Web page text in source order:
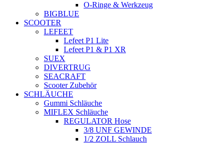
O-Ringe & Werkzeug
BIGBLUE
SCOOTER
LEFEET
Lefeet P1 Lite
Lefeet P1 & P1 XR
SUEX
DIVERTRUG
SEACRAFT
Scooter Zubehör
SCHLÄUCHE
Gummi Schläuche
MIFLEX Schläuche
REGULATOR Hose
3/8 UNF GEWINDE
1/2 ZOLL Schlauch